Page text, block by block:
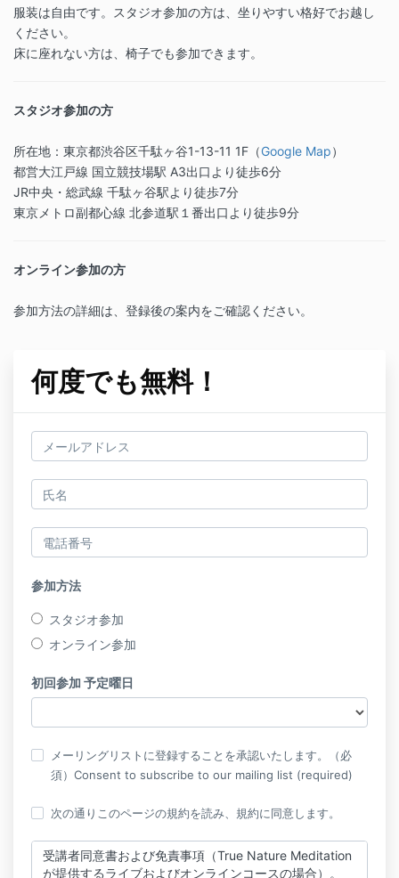
服装は自由です。スタジオ参加の方は、坐りやすい格好でお越し
ください。
床に座れない方は、椅子でも参加できます。
スタジオ参加の方
所在地：東京都渋谷区千駄ヶ谷1-13-11 1F（Google Map）
都営大江戸線 国立競技場駅 A3出口より徒歩6分
JR中央・総武線 千駄ヶ谷駅より徒歩7分
東京メトロ副都心線 北参道駅１番出口より徒歩9分
オンライン参加の方
参加方法の詳細は、登録後の案内をご確認ください。
何度でも無料！
参加方法
スタジオ参加
オンライン参加
初回参加 予定曜日
メーリングリストに登録することを承認いたします。（必
須）Consent to subscribe to our mailing list (required)
次の通りこのページの規約を読み、規約に同意します。
受講者同意書および免責事項（True Nature Meditation
が提供するライブおよびオンラインコースの場合）。